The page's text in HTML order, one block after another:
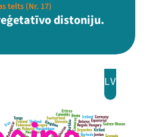
telts (Nr. 17)
distoniju.
LV